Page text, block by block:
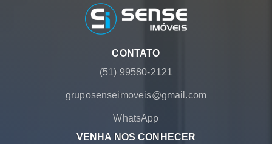
CONTATO
(51) 99580-2121
gruposenseimoveis@gmail.com
WhatsApp
VENHA NOS CONHECER